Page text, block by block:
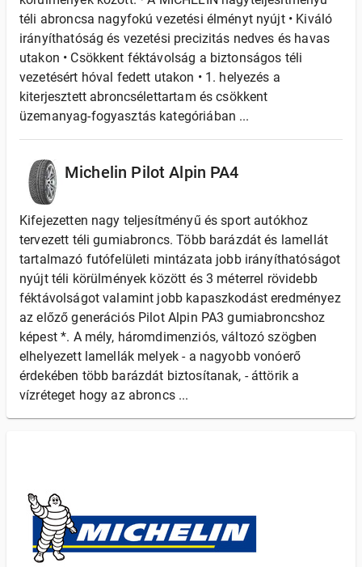
téli abroncsa nagyfokú vezetési élményt nyújt • Kiváló
irányíthatóság és vezetési precizitás nedves és havas
utakon • Csökkent féktávolság a biztonságos téli
vezetésért hóval fedett utakon • 1. helyezés a
kiterjesztett abroncsélettartam és csökkent
üzemanyag-fogyasztás kategóriában ...
Michelin Pilot Alpin PA4
Kifejezetten nagy teljesítményű és sport autókhoz
tervezett téli gumiabroncs. Több barázdát és lamellát
tartalmazó futófelületi mintázata jobb irányíthatóságot
nyújt téli körülmények között és 3 méterrel rövidebb
féktávolságot valamint jobb kapaszkodást eredményez
az előző generációs Pilot Alpin PA3 gumiabroncshoz
képest *. A mély, háromdimenziós, változó szögben
elhelyezett lamellák melyek - a nagyobb vonóerő
érdekében több barázdát biztosítanak, - áttörik a
vízréteget hogy az abroncs ...